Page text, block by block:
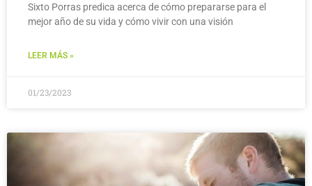
Sixto Porras predica acerca de cómo prepararse para el
mejor año de su vida y cómo vivir con una visión
LEER MÁS »
01/23/2023